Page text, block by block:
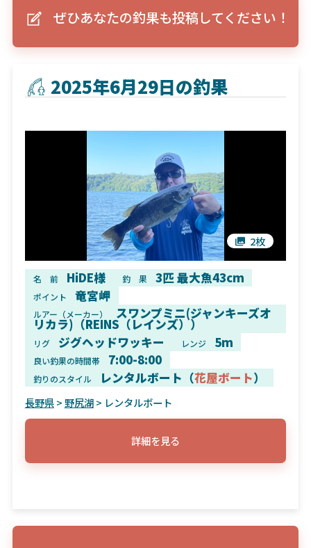
ぜひあなたの釣果も投稿してください！
2025年6月29日の釣果
2枚
名 前 HiDE様 釣 果 3匹 最大魚43cm
ポイント 竜宮岬
ルアー（メーカー） スワンプミニ(ジャンキーズオ
リカラ)（REINS（レインズ））
リグ ジグヘッドワッキー レンジ 5m
良い釣果の時間帯 7:00-8:00
釣りのスタイル レンタルボート（花屋ボート）
長野県> 野尻湖> レンタルボート
詳細を見る